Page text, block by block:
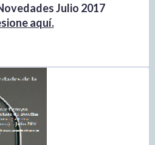
Julio 2017
aquí.